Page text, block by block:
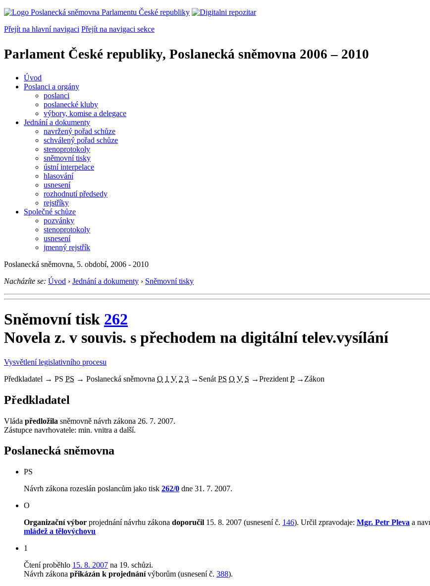
Přejít na hlavní navigaci Přejít na navigaci sekce
Parlament České republiky, Poslanecká sněmovna 2006 – 2010
Úvod
Poslanci a orgány
poslanci
poslanecké kluby
výbory, komise a delegace
Jednání a dokumenty
navržený pořad schůze
schválený pořad schůze
stenoprotokoly
sněmovní tisky
ústní interpelace
hlasování
usnesení
rozhodnutí předsedy
rejstříky
Společné schůze
pozvánky
stenoprotokoly
usnesení
jmenný rejstřík
Poslanecká sněmovna, 5. období, 2006 - 2010
Nacházíte se: Úvod › Jednání a dokumenty › Sněmovní tisky
Sněmovní tisk 262
Novela z. v souvis. s přechodem na digitální telev.vysílání
Vysvětlení legislativního procesu
Předkladatel → PS PS → Poslanecká sněmovna O 1 V 2 3 → Senát PS O V S →Prezident P → Zákon
Předkladatel
Vláda předložila sněmovně návrh zákona 26. 7. 2007.
Zástupce navrhovatele: min. vnitra a další.
Poslanecká sněmovna
PS
Návrh zákona rozeslán poslancům jako tisk 262/0 dne 31. 7. 2007.
O
Organizační výbor projednání návrhu zákona doporučil 15. 8. 2007 (usnesení č. 146). Určil zpravodaje: Mgr. Petr Pleva a
mládež a tělovýchovu
1
Čtení proběhlo 15. 8. 2007 na 19. schůzi.
Návrh zákona přikázán k projednánívýborům (usnesení č. 388).